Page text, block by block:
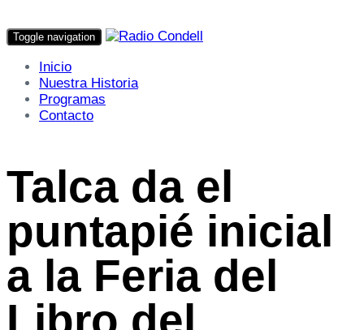
Toggle navigation
Inicio
Nuestra Historia
Programas
Contacto
Talca da el
puntapié inicial
a la Feria del